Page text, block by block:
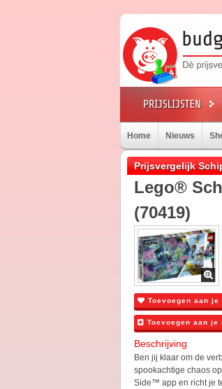
Home Nieuws
Prijsvergelijk
Lego®
(70419)
Toevoegen aan
Toevoegen aan
Beschrijving
Ben jij klaar om de
spookachtige chaos
Side™ app en richt je